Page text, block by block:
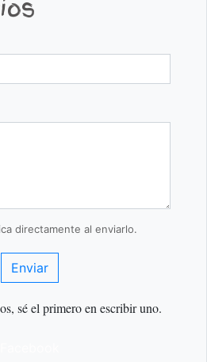
directamente al enviarlo.
Enviar
sé el primero en escribir uno.